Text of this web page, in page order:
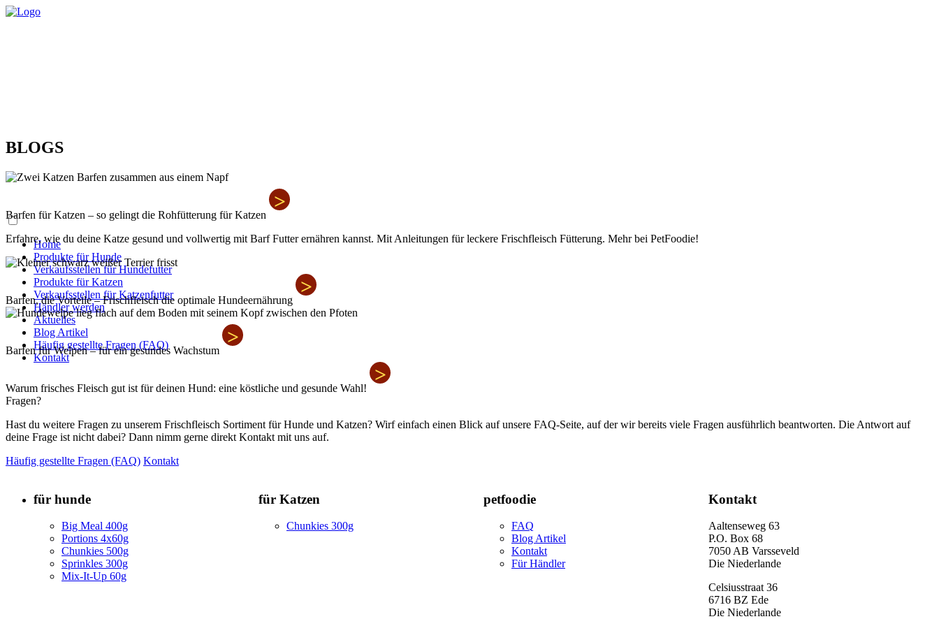
Home
Produkte für Hunde
Verkaufsstellen für Hundefutter
Produkte für Katzen
Verkaufsstellen für Katzenfutter
Händler werden
Aktuelles
Blog Artikel
Häufig gestellte Fragen (FAQ)
Kontakt
BLOGS
Barfen für Katzen – so gelingt die Rohfütterung für Katzen
>
Erfahre, wie du deine Katze gesund und vollwertig mit Barf Futter ernähren kannst. Mit Anleitungen für leckere Frischfleisch Fütterung. Mehr bei PetFoodie!
Barfen, die Vorteile – Frischfleisch die optimale Hundeernährung
>
Barfen für Welpen – für ein gesundes Wachstum
>
Warum frisches Fleisch gut ist für deinen Hund: eine köstliche und gesunde Wahl!
>
Fragen?
Hast du weitere Fragen zu unserem Frischfleisch Sortiment für Hunde und Katzen? Wirf einfach einen Blick auf unsere FAQ-Seite, auf der wir bereits viele Fragen ausführlich beantworten. Die Antwort auf
deine Frage ist nicht dabei? Dann nimm gerne direkt Kontakt mit uns auf.
Häufig gestellte Fragen (FAQ) Kontakt
für hunde
Big Meal 400g
Portions 4x60g
Chunkies 500g
Sprinkles 300g
Mix-It-Up 60g
für Katzen
Chunkies 300g
petfoodie
FAQ
Blog Artikel
Kontakt
Für Händler
Kontakt
Aaltenseweg 63
P.O. Box 68
7050 AB Varsseveld
Die Niederlande
Celsiusstraat 36
6716 BZ Ede
Die Niederlande